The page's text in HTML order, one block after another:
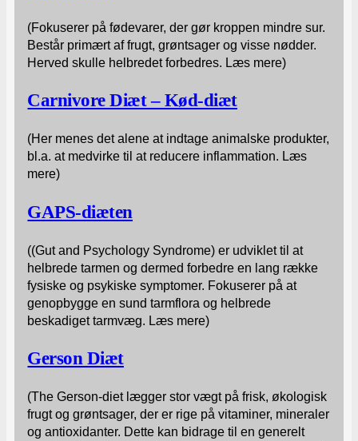
(Fokuserer på fødevarer, der gør kroppen mindre sur.
Består primært af frugt, grøntsager og visse nødder.
Herved skulle helbredet forbedres. Læs mere)
Carnivore Diæt – Kød-diæt
(Her menes det alene at indtage animalske produkter,
bl.a. at medvirke til at reducere inflammation. Læs
mere)
GAPS-diæten
((Gut and Psychology Syndrome) er udviklet til at
helbrede tarmen og dermed forbedre en lang række
fysiske og psykiske symptomer. Fokuserer på at
genopbygge en sund tarmflora og helbrede
beskadiget tarmvæg. Læs mere)
Gerson Diæt
(The Gerson-diet lægger stor vægt på frisk, økologisk
frugt og grøntsager, der er rige på vitaminer, mineraler
og antioxidanter. Dette kan bidrage til en generelt